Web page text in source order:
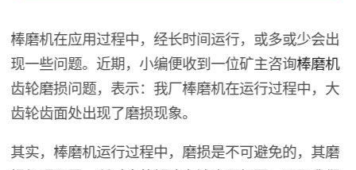
棒磨机在应用过程中，经长时间运行，或多或少会出
现一些问题。近期，小编便收到一位矿主咨询棒磨机
齿轮磨损问题，表示：我厂棒磨机在运行过程中，大
齿轮齿面处出现了磨损现象。
其实，棒磨机运行过程中，磨损是不可避免的，其磨